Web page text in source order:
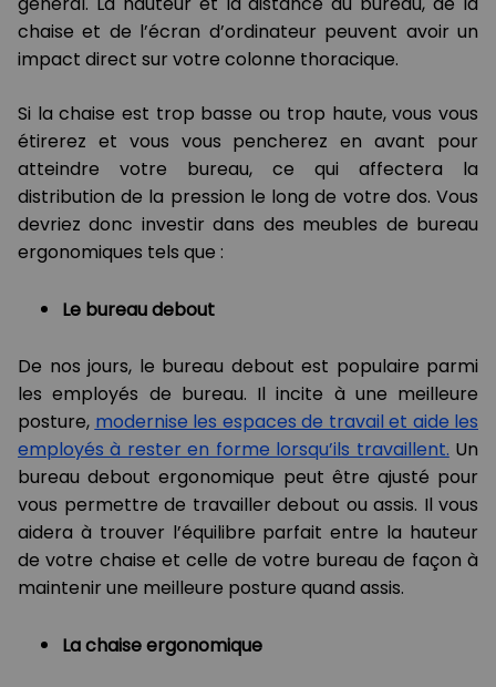
chaise et de l’écran d’ordinateur peuvent avoir un
impact direct sur votre colonne thoracique.
Si la chaise est trop basse ou trop haute, vous vous
étirerez et vous vous pencherez en avant pour
atteindre votre bureau, ce qui affectera la
distribution de la pression le long de votre dos. Vous
devriez donc investir dans des meubles de bureau
ergonomiques tels que :
Le bureaudebout
De nos jours, le bureau debout est populaire parmi
les employés de bureau. Il incite à une meilleure
posture, modernise les espaces de travail et aide les
employés à rester en forme lorsqu’ils travaillent. Un
bureau debout ergonomique peut être ajusté pour
vous permettre de travailler debout ou assis. Il vous
aidera à trouver l’équilibre parfait entre la hauteur
de votre chaise et celle de votre bureau de façon à
maintenir une meilleure posture quand assis.
La chaiseergonomique